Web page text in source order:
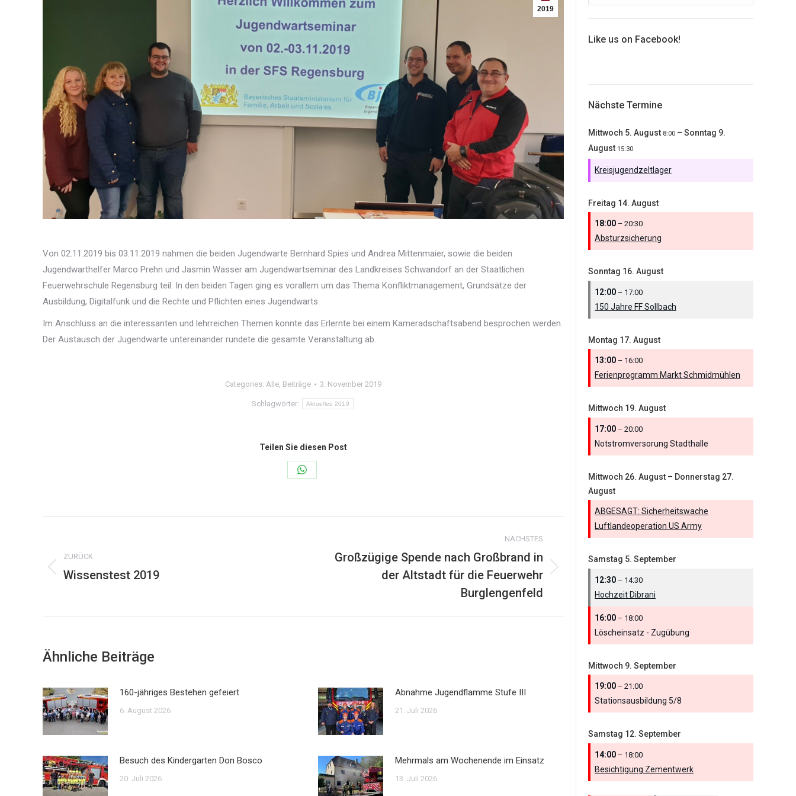
2019
Von 02.11.2019 bis 03.11.2019 nahmen die beiden Jugendwarte Bernhard Spies und Andrea Mittenmaier, sowie die beiden
Jugendwarthelfer Marco Prehn und Jasmin Wasser am Jugendwartseminar des Landkreises Schwandorf an der Staatlichen
Feuerwehrschule Regensburg teil. In den beiden Tagen ging es vorallem um das Thema Konfliktmanagement, Grundsätze der
Ausbildung, Digitalfunk und die Rechte und Pflichten eines Jugendwarts.
Im Anschluss an die interessanten und lehrreichen Themen konnte das Erlernte bei einem Kameradschaftsabend besprochen werden.
Der Austausch der Jugendwarte untereinander rundete die gesamte Veranstaltung ab.
Categories: Alle, Beiträge 3. November 2019
Schlagwörter: Aktuelles 2019
Teilen Sie diesen Post
Share
ZURÜCK
Vorheriger
Wissenstest 2019
NÄCHSTES
Großzügige Spende nach Großbrand in
der Altstadt für die Feuerwehr
Burglengenfeld
Ähnliche Beiträge
160-jähriges Bestehen gefeiert
6. August 2026
Abnahme Jugendflamme Stufe III
21. Juli 2026
Besuch des Kindergarten Don Bosco
20. Juli 2026
Mehrmals am Wochenende im Einsatz
13. Juli 2026
Like us on Facebook!
Nächste Termine
Mittwoch 5. August 8:00 – Sonntag 9.
August 15:30
Kreisjugendzeltlager
Freitag 14. August
18:00 – 20:30
Absturzsicherung
Sonntag 16. August
12:00 – 17:00
150 Jahre FF Sollbach
Montag 17. August
13:00 – 16:00
Ferienprogramm Markt Schmidmühlen
Mittwoch 19. August
17:00 – 20:00
Notstromversorung Stadthalle
Mittwoch 26. August – Donnerstag 27.
August
ABGESAGT: Sicherheitswache
Luftlandeoperation US Army
Samstag 5. September
12:30 – 14:30
Hochzeit Dibrani
16:00 – 18:00
Löscheinsatz - Zugübung
Mittwoch 9. September
19:00 – 21:00
Stationsausbildung 5/8
Samstag 12. September
14:00 – 18:00
Besichtigung Zementwerk